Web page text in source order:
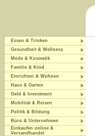
Essen & Trinken
Gesundheit & Wellness
Mode & Kosmetik
Familie & Kind
Einrichten & Wohnen
Haus & Garten
Geld & Investment
Mobilität & Reisen
Politik & Bildung
Büro & Unternehmen
Einkaufen online &
Versandhandel